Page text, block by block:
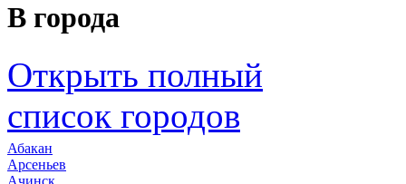
В города
Открыть полный
список городов
Абакан
Арсеньев